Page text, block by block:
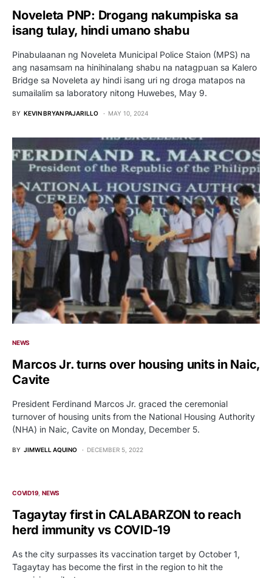
Noveleta PNP: Drogang nakumpiska sa
isang tulay, hindi umano shabu
Pinabulaanan ng Noveleta Municipal Police Staion (MPS) na
ang nasamsam na hinihinalang shabu na natagpuan sa Kalero
Bridge sa Noveleta ay hindi isang uri ng droga matapos na
sumailalim sa laboratory nitong Huwebes, May 9.
BY KEVIN BRYAN PAJARILLO MAY 10, 2024
NEWS
Marcos Jr. turns over housing units in Naic,
Cavite
President Ferdinand Marcos Jr. graced the ceremonial
turnover of housing units from the National Housing Authority
(NHA) in Naic, Cavite on Monday, December 5.
BY JIMWELL AQUINO DECEMBER 5, 2022
COVID19 NEWS
Tagaytay first in CALABARZON to reach
herd immunity vs COVID-19
As the city surpasses its vaccination target by October 1,
Tagaytay has become the first in the region to hit the